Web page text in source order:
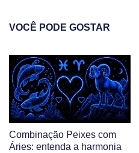
VOCÊ PODE GOSTAR
Combinação Peixes com
Áries: entenda a harmonia